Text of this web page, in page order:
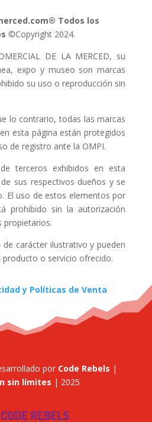
Todos los
©Copyright 2024.
DE LA MERCED, su
expo y museo son marcas
su uso o reproducción sin
lo contrario, todas las marcas
esta página están protegidos
de registro ante la OMPI.
terceros exhibidos en esta
sus respectivos dueños y se
El uso de estos elementos por
prohibido sin la autorización
propietarios.
de carácter ilustrativo y pueden
o servicio ofrecido.
y Políticas de Venta
porCode Rebels |
sin límites | 2025